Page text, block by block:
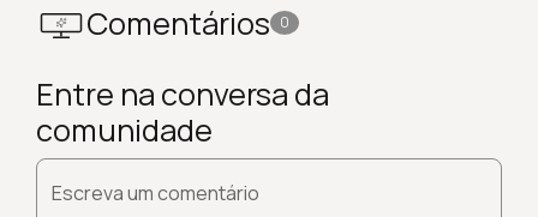
Comentários 0
Entre na conversa da
comunidade
Escreva um comentário